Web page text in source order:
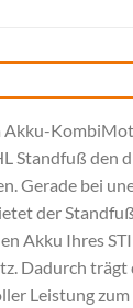
Akku-
Standfuß den
Gerade bei
der
Akku Ihres
Dadurch trägt
Leistung